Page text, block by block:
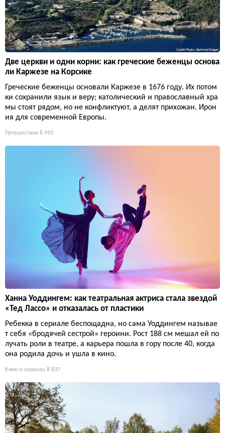
Две церкви и одни корни: как греческие беженцы основа
ли Каржезе на Корсике
Греческие беженцы основали Каржезе в 1676 году. Их потом
ки сохранили язык и веру; католический и православный хра
мы стоят рядом, но не конфликтуют, а делят прихожан. Ирон
ия для современной Европы.
Путешествия 8 993
Ханна Уоддингем: как театральная актриса стала звездой
«Тед Лассо» и отказалась от пластики
Ребекка в сериале беспощадна, но сама Уоддингем называе
т себя «бродячей сестрой» героини. Рост 188 см мешал ей по
лучать роли в театре, а карьера пошла в гору после 40, когда
она родила дочь и ушла в кино.
Кино и сериалы 8 837